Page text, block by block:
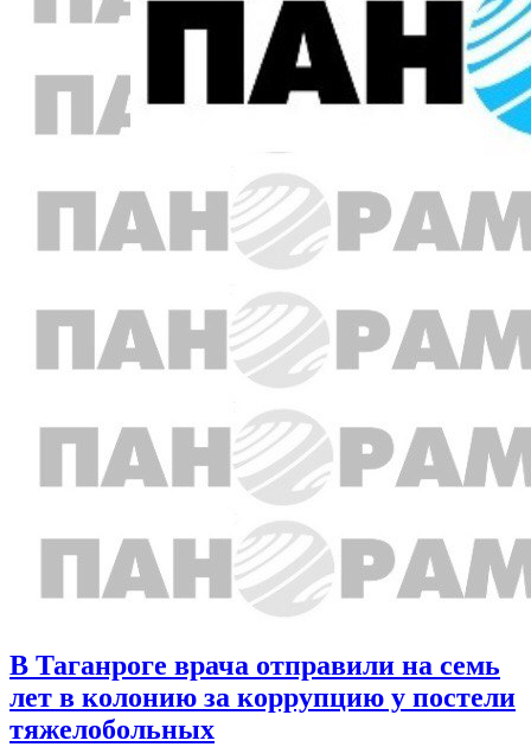
В Таганроге врача отправили на семь
лет в колонию за коррупцию у постели
тяжелобольных